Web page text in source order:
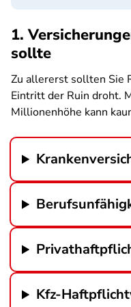
1.
sollte
Zu allererst sollten Sie
Eintritt der Ruin droht.
Millionenhöhe kann
Kfz-